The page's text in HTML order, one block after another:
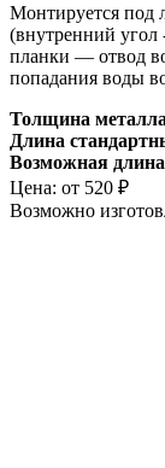
Монтируется под
(внутренний угол
планки — отвод
попадания воды
Толщина
Длина
Возможная длина
Цена: от 520 ₽
Возможно